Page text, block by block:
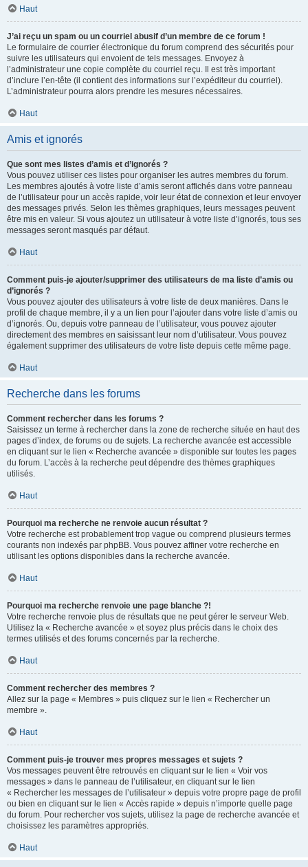
Haut
J’ai reçu un spam ou un courriel abusif d’un membre de ce forum !
Le formulaire de courrier électronique du forum comprend des sécurités pour
suivre les utilisateurs qui envoient de tels messages. Envoyez à
l’administrateur une copie complète du courriel reçu. Il est très important
d’inclure l’en-tête (il contient des informations sur l’expéditeur du courriel).
L’administrateur pourra alors prendre les mesures nécessaires.
Haut
Amis et ignorés
Que sont mes listes d’amis et d’ignorés ?
Vous pouvez utiliser ces listes pour organiser les autres membres du forum.
Les membres ajoutés à votre liste d’amis seront affichés dans votre panneau
de l’utilisateur pour un accès rapide, voir leur état de connexion et leur envoyer
des messages privés. Selon les thèmes graphiques, leurs messages peuvent
être mis en valeur. Si vous ajoutez un utilisateur à votre liste d’ignorés, tous ses
messages seront masqués par défaut.
Haut
Comment puis-je ajouter/supprimer des utilisateurs de ma liste d’amis ou
d’ignorés ?
Vous pouvez ajouter des utilisateurs à votre liste de deux manières. Dans le
profil de chaque membre, il y a un lien pour l’ajouter dans votre liste d’amis ou
d’ignorés. Ou, depuis votre panneau de l’utilisateur, vous pouvez ajouter
directement des membres en saisissant leur nom d’utilisateur. Vous pouvez
également supprimer des utilisateurs de votre liste depuis cette même page.
Haut
Recherche dans les forums
Comment rechercher dans les forums ?
Saisissez un terme à rechercher dans la zone de recherche située en haut des
pages d’index, de forums ou de sujets. La recherche avancée est accessible
en cliquant sur le lien « Recherche avancée » disponible sur toutes les pages
du forum. L’accès à la recherche peut dépendre des thèmes graphiques
utilisés.
Haut
Pourquoi ma recherche ne renvoie aucun résultat ?
Votre recherche est probablement trop vague ou comprend plusieurs termes
courants non indexés par phpBB. Vous pouvez affiner votre recherche en
utilisant les options disponibles dans la recherche avancée.
Haut
Pourquoi ma recherche renvoie une page blanche ?!
Votre recherche renvoie plus de résultats que ne peut gérer le serveur Web.
Utilisez la « Recherche avancée » et soyez plus précis dans le choix des
termes utilisés et des forums concernés par la recherche.
Haut
Comment rechercher des membres ?
Allez sur la page « Membres » puis cliquez sur le lien « Rechercher un
membre ».
Haut
Comment puis-je trouver mes propres messages et sujets ?
Vos messages peuvent être retrouvés en cliquant sur le lien « Voir vos
messages » dans le panneau de l’utilisateur, en cliquant sur le lien
« Rechercher les messages de l’utilisateur » depuis votre propre page de profil
ou bien en cliquant sur le lien « Accès rapide » depuis n’importe quelle page
du forum. Pour rechercher vos sujets, utilisez la page de recherche avancée et
choisissez les paramètres appropriés.
Haut